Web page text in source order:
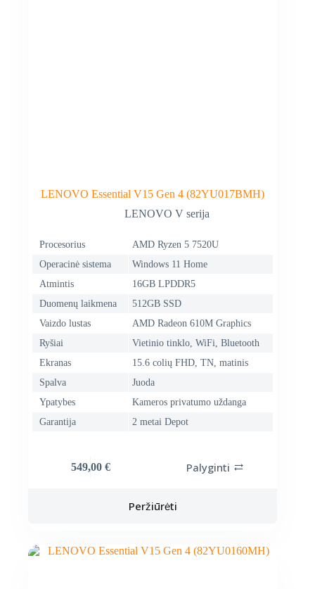
LENOVO Essential V15 Gen 4 (82YU017BMH)
LENOVO V serija
Procesorius
AMD Ryzen 5 7520U
Operacinė sistema
Windows 11 Home
Atmintis
16GB LPDDR5
Duomenų laikmena
512GB SSD
Vaizdo lustas
AMD Radeon 610M Graphics
Ryšiai
Vietinio tinklo, WiFi, Bluetooth
Ekranas
15.6 colių FHD, TN, matinis
Spalva
Juoda
Ypatybes
Kameros privatumo uždanga
Garantija
2 metai Depot
549,00 € Palyginti
Peržiūrėti